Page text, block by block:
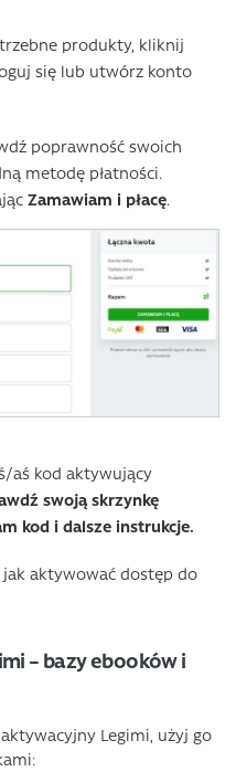
produkty, kliknij
się lub utwórz konto
poprawność swoich
metodę płatności.
Zamawiam i płacę.
aś kod aktywujący
swoją skrzynkę
kod i dalsze instrukcje.
jak aktywować dostęp do
– bazy ebooków i
Legimi, użyj go